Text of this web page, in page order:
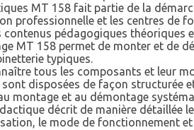
MT 158 fait partie de la
professionnelle et les centres de
contenus pédagogiques théoriques
MT 158 permet de monter et de
typiques.
tous les composants et leur
sont disposées de façon structurée
montage et au démontage
décrit de manière détaillée
le mode de fonctionnement